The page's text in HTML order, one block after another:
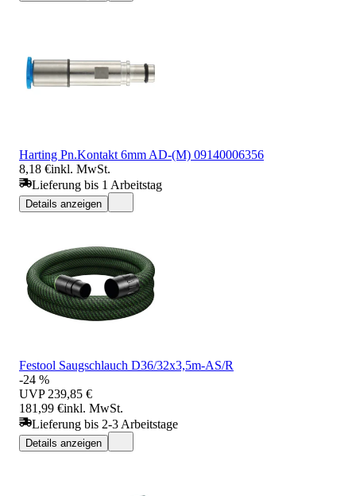
Harting Pn.Kontakt 6mm AD-(M) 09140006356
8,18 €inkl. MwSt.
Lieferung bis 1 Arbeitstag
Details anzeigen
Festool Saugschlauch D36/32x3,5m-AS/R
-24 %
UVP 239,85 €
181,99 €inkl. MwSt.
Lieferung bis 2-3 Arbeitstage
Details anzeigen